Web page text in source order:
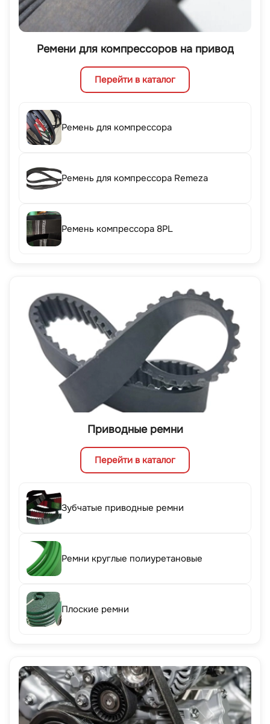
Ремени для компрессоров на привод
Перейти в каталог
Ремень для компрессора
Ремень для компрессора Remeza
Ремень компрессора 8PL
Приводные ремни
Перейти в каталог
Зубчатые приводные ремни
Ремни круглые полиуретановые
Плоские ремни